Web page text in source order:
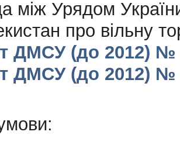
між Урядом
про вільну
ДМСУ (до 2012) №
ДМСУ (до 2012) №